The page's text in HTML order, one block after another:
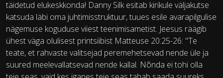
täidetud elukeskkonda! Danny Silk esitab kirikule väljakutse
katsuda läbi oma juhtimisstruktuur, tuues esile avarapilgulise
nägemuse koguduse viiest teenimisametist. Jeesus räägib
ühest väga olulisest printsiibist Matteuse 20:25-26: "Te
teate, et rahvaste valitsejad peremehetsevad nende üle ja
suured meelevallatsevad nende kallal. Nõnda ei tohi olla